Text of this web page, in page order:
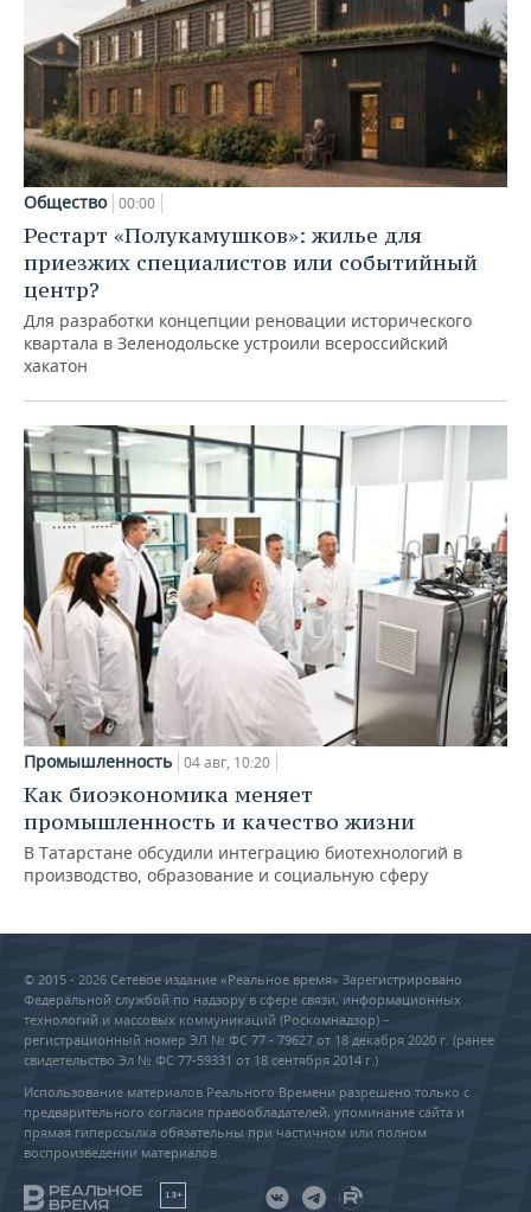
Общество 00:00
Рестарт «Полукамушков»: жилье для
приезжих специалистов или событийный
центр?
Для разработки концепции реновации исторического
квартала в Зеленодольске устроили всероссийский
хакатон
Промышленность 04 авг, 10:20
Как биоэкономика меняет
промышленность и качество жизни
В Татарстане обсудили интеграцию биотехнологий в
производство, образование и социальную сферу
© 2015 - 2026 Сетевое издание «Реальное время» Зарегистрировано
Федеральной службой по надзору в сфере связи, информационных
технологий и массовых коммуникаций (Роскомнадзор) –
регистрационный номер ЭЛ № ФС 77 - 79627 от 18 декабря 2020 г. (ранее
свидетельство Эл № ФС 77-59331 от 18 сентября 2014 г.)
Использование материалов Реального Времени разрешено только с
предварительного согласия правообладателей, упоминание сайта и
прямая гиперссылка обязательны при частичном или полном
воспроизведении материалов.
18+